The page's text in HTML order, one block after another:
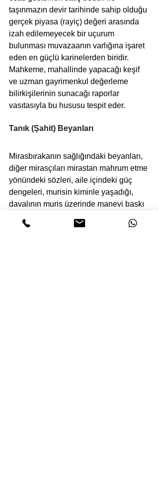
taşınmazın devir tarihinde sahip olduğu
gerçek piyasa (rayiç) değeri arasında
izah edilemeyecek bir uçurum
bulunması muvazaanın varlığına işaret
eden en güçlü karinelerden biridir.
Mahkeme, mahallinde yapacağı keşif
ve uzman gayrimenkul değerleme
bilirkişilerinin sunacağı raporlar
vasıtasıyla bu hususu tespit eder.
Tanık (Şahit) Beyanları
Mirasbırakanın sağlığındaki beyanları,
diğer mirasçıları mirastan mahrum etme
yönündeki sözleri, aile içindeki güç
dengeleri, murisin kiminle yaşadığı,
davalının muris üzerinde manevi baskı
ispatı zor olan hususlar yeminli